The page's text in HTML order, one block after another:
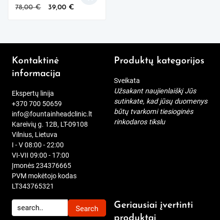
78,00€
Original
39,00€
Kontaktinė
informacija
Ekspertų linija
+370 700 50659
info@fountainheadclinic.lt
Kareivių g. 12B, LT-09108
Vilnius, Lietuva
I - V 08:00 - 22:00
VI-VII 09:00 - 17:00
Įmonės 234376665
PVM mokėtojo kodas
LT343765321
Produktų kategorijos
Sveikata
Užsakant naujienlaiškį Jūs
sutinkate, kad jūsų duomenys
būtų tvarkomi tiesioginės
rinkodaros tikslu
Geriausiai įvertinti